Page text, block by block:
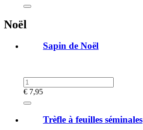
Noël
Sapin de Noël
€ 7,95
Trèfle à feuilles séminales